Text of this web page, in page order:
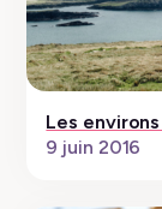
Les
9 juin 2016